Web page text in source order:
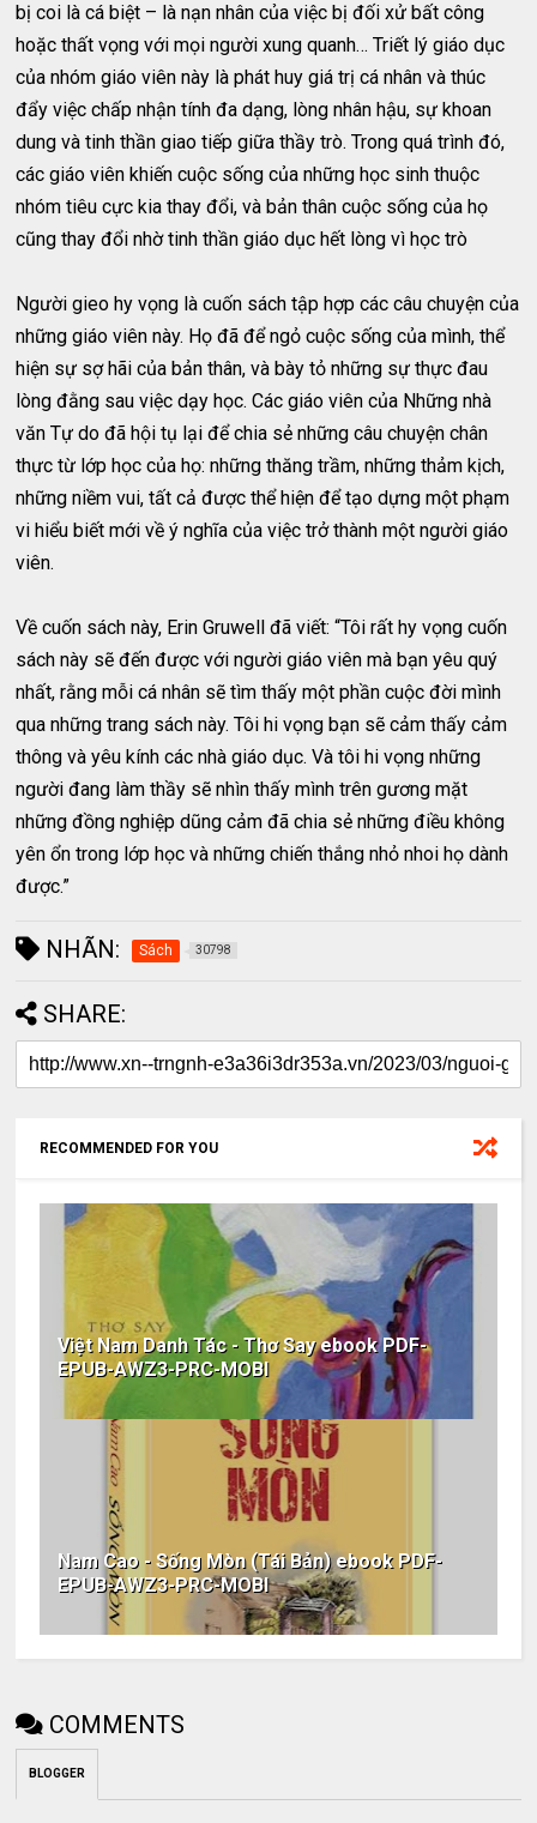
bị coi là cá biệt – là nạn nhân của việc bị đối xử bất công
hoặc thất vọng với mọi người xung quanh… Triết lý giáo dục
của nhóm giáo viên này là phát huy giá trị cá nhân và thúc
đẩy việc chấp nhận tính đa dạng, lòng nhân hậu, sự khoan
dung và tinh thần giao tiếp giữa thầy trò. Trong quá trình đó,
các giáo viên khiến cuộc sống của những học sinh thuộc
nhóm tiêu cực kia thay đổi, và bản thân cuộc sống của họ
cũng thay đổi nhờ tinh thần giáo dục hết lòng vì học trò
Người gieo hy vọng là cuốn sách tập hợp các câu chuyện của
những giáo viên này. Họ đã để ngỏ cuộc sống của mình, thể
hiện sự sợ hãi của bản thân, và bày tỏ những sự thực đau
lòng đằng sau việc dạy học. Các giáo viên của Những nhà
văn Tự do đã hội tụ lại để chia sẻ những câu chuyện chân
thực từ lớp học của họ: những thăng trầm, những thảm kịch,
những niềm vui, tất cả được thể hiện để tạo dựng một phạm
vi hiểu biết mới về ý nghĩa của việc trở thành một người giáo
viên.
Về cuốn sách này, Erin Gruwell đã viết: “Tôi rất hy vọng cuốn
sách này sẽ đến được với người giáo viên mà bạn yêu quý
nhất, rằng mỗi cá nhân sẽ tìm thấy một phần cuộc đời mình
qua những trang sách này. Tôi hi vọng bạn sẽ cảm thấy cảm
thông và yêu kính các nhà giáo dục. Và tôi hi vọng những
người đang làm thầy sẽ nhìn thấy mình trên gương mặt
những đồng nghiệp dũng cảm đã chia sẻ những điều không
yên ổn trong lớp học và những chiến thắng nhỏ nhoi họ dành
được.”
NHÃN: Sách 30798
SHARE:
RECOMMENDED FOR YOU
Việt Nam Danh Tác - Thơ Say ebook PDF-
EPUB-AWZ3-PRC-MOBI
Nam Cao - Sống Mòn (Tái Bản) ebook PDF-
EPUB-AWZ3-PRC-MOBI
COMMENTS
BLOGGER